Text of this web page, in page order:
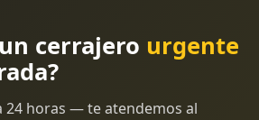
cerrajero urgente
horas — te atendemos al